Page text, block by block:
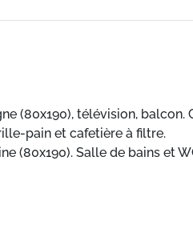
(80x190), télévision,
pain et cafetière à filtre.
Salle de bains et